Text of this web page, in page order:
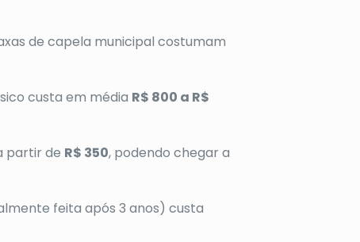
de capela municipal costumam
custa em média R$ 800 a R$
partir de R$ 350, podendo chegar a
feita após 3 anos) custa